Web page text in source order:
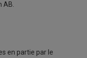
AB.
en partie par le